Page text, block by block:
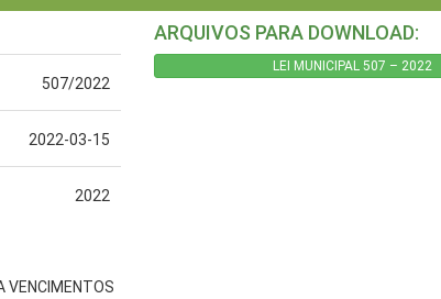
507/2022
2022-03-15
2022
VENCIMENTOS
ARQUIVOS PARA DOWNLOAD:
LEI MUNICIPAL 507 – 2022